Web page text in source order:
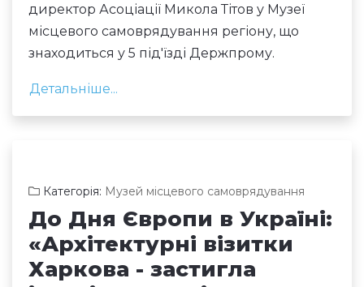
директор Асоціації Микола Тітов у Музеї
місцевого самоврядування регіону, що
знаходиться у 5 під'їзді Держпрому.
Детальніше...
Категорія: Музей місцевого самоврядування
До Дня Європи в Україні:
«Архітектурні візитки
Харкова - застигла